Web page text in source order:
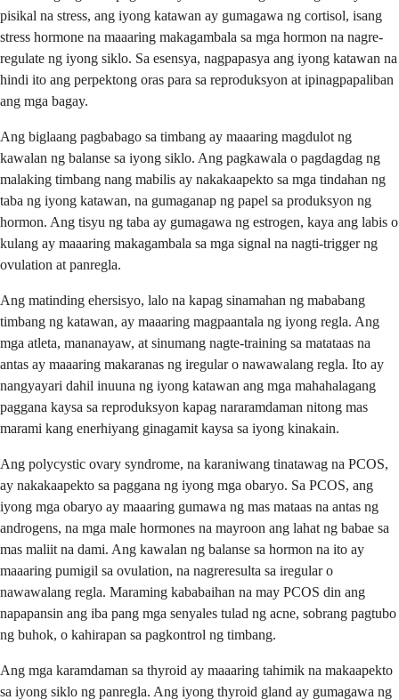
pisikal na stress, ang iyong katawan ay gumagawa ng cortisol, isang
stress hormone na maaaring makagambala sa mga hormon na nagre-
regulate ng iyong siklo. Sa esensya, nagpapasya ang iyong katawan na
hindi ito ang perpektong oras para sa reproduksyon at ipinagpapaliban
ang mga bagay.
Ang biglaang pagbabago sa timbang ay maaaring magdulot ng
kawalan ng balanse sa iyong siklo. Ang pagkawala o pagdagdag ng
malaking timbang nang mabilis ay nakakaapekto sa mga tindahan ng
taba ng iyong katawan, na gumaganap ng papel sa produksyon ng
hormon. Ang tisyu ng taba ay gumagawa ng estrogen, kaya ang labis o
kulang ay maaaring makagambala sa mga signal na nagti-trigger ng
ovulation at panregla.
Ang matinding ehersisyo, lalo na kapag sinamahan ng mababang
timbang ng katawan, ay maaaring magpaantala ng iyong regla. Ang
mga atleta, mananayaw, at sinumang nagte-training sa matataas na
antas ay maaaring makaranas ng iregular o nawawalang regla. Ito ay
nangyayari dahil inuuna ng iyong katawan ang mga mahahalagang
paggana kaysa sa reproduksyon kapag nararamdaman nitong mas
marami kang enerhiyang ginagamit kaysa sa iyong kinakain.
Ang polycystic ovary syndrome, na karaniwang tinatawag na PCOS,
ay nakakaapekto sa paggana ng iyong mga obaryo. Sa PCOS, ang
iyong mga obaryo ay maaaring gumawa ng mas mataas na antas ng
androgens, na mga male hormones na mayroon ang lahat ng babae sa
mas maliit na dami. Ang kawalan ng balanse sa hormon na ito ay
maaaring pumigil sa ovulation, na nagreresulta sa iregular o
nawawalang regla. Maraming kababaihan na may PCOS din ang
napapansin ang iba pang mga senyales tulad ng acne, sobrang pagtubo
ng buhok, o kahirapan sa pagkontrol ng timbang.
Ang mga karamdaman sa thyroid ay maaaring tahimik na makaapekto
sa iyong siklo ng panregla. Ang iyong thyroid gland ay gumagawa ng